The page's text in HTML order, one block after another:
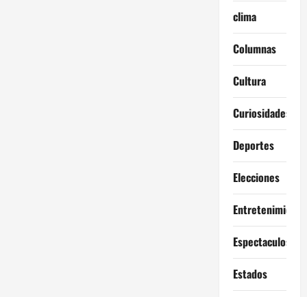
clima
Columnas
Cultura
Curiosidades
Deportes
Elecciones
Entretenimiento
Espectaculos
Estados